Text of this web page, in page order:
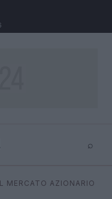
⌕
⌕ ×
MERCATO AZIONARIO